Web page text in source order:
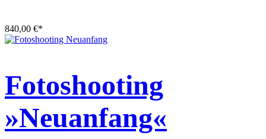
840,00 €*
Fotoshooting
»Neuanfang«